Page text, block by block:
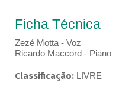
Ficha Técnica
Zezé Motta - Voz
Ricardo Maccord - Piano
Classificação: LIVRE